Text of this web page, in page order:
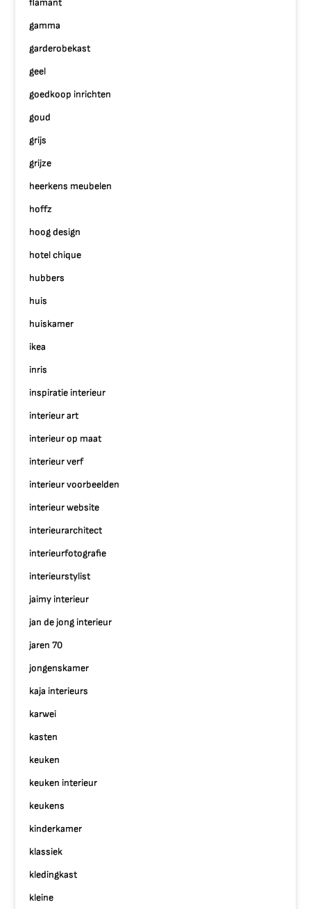
flamant
gamma
garderobekast
geel
goedkoop inrichten
goud
grijs
grijze
heerkens meubelen
hoffz
hoog design
hotel chique
hubbers
huis
huiskamer
ikea
inris
inspiratie interieur
interieur art
interieur op maat
interieur verf
interieur voorbeelden
interieur website
interieurarchitect
interieurfotografie
interieurstylist
jaimy interieur
jan de jong interieur
jaren 70
jongenskamer
kaja interieurs
karwei
kasten
keuken
keuken interieur
keukens
kinderkamer
klassiek
kledingkast
kleine